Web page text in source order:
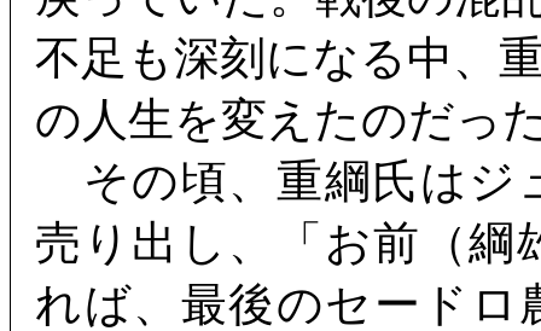
不足も深刻になる中、
の人生を変えたのだっ
その頃、重綱氏はジ
売り出し、「お前（綱
れば、最後のセードロ